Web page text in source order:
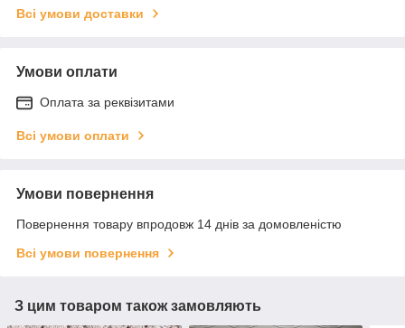
Всі умови доставки
Умови оплати
Оплата за реквізитами
Всі умови оплати
Умови повернення
Повернення товару впродовж 14 днів за домовленістю
Всі умови повернення
З цим товаром також замовляють